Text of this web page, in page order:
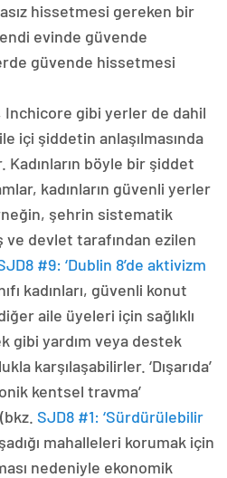
hissetmesi gereken bir
evinde güvende
güvende hissetmesi
Inchicore gibi yerler de dahil
içi şiddetin anlaşılmasında
böyle bir şiddet
kadınların güvenli yerler
şehrin sistematik
devlet tarafından ezilen
#9: ‘Dublin 8’de aktivizm
kadınları, güvenli konut
aile üyeleri için sağlıklı
gibi yardım veya destek
karşılaşabilirler. ‘Dışarıda’
kentsel travma’
SJD8 #1: ‘Sürdürülebilir
mahalleleri korumak için
nedeniyle ekonomik